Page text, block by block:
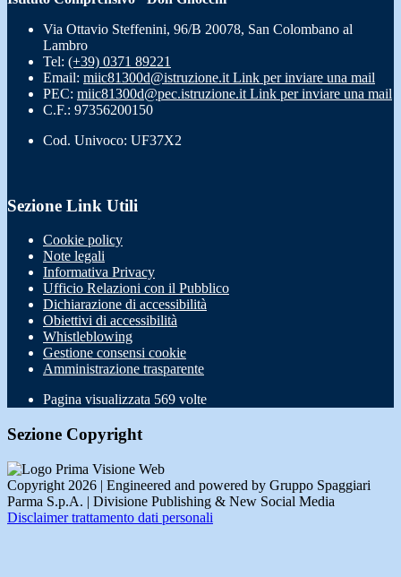
Via Ottavio Steffenini, 96/B 20078, San Colombano al
Lambro
Tel: (+39) 0371 89221
Email: miic81300d@istruzione.it Link per inviare una mail
PEC: miic81300d@pec.istruzione.it Link per inviare una mail
C.F.: 97356200150
Cod. Univoco: UF37X2
Sezione Link Utili
Cookie policy
Note legali
Informativa Privacy
Ufficio Relazioni con il Pubblico
Dichiarazione di accessibilità
Obiettivi di accessibilità
Whistleblowing
Gestione consensi cookie
Amministrazione trasparente
Pagina visualizzata 569 volte
Sezione Copyright
Copyright 2026 | Engineered and powered by Gruppo Spaggiari
Parma S.p.A. | Divisione Publishing & New Social Media
Disclaimer trattamento dati personali